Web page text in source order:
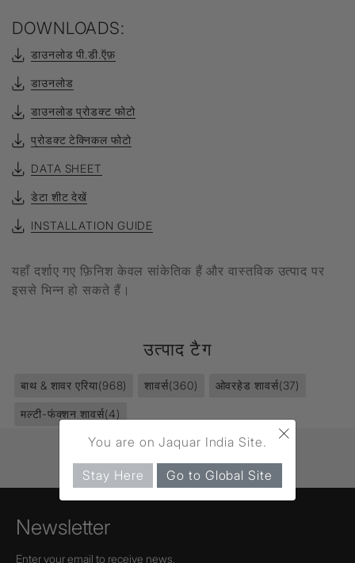
DOWNLOADS:
डाउनलोड पी.डी.ऍफ़
डाउनलोड
डाउनलोड प्रोडक्ट फोटो
प्रोडक्ट टेक्निकल फोटो
DATA SHEET
डेटा शीट देखें
INSTALLATION GUIDE
यहाँ दर्शाए गए फ़िनिश केवल सांकेतिक हैं और वास्तविक उत्पाद पर
इससे भिन्न हो सकते हैं।
उत्पाद टैग
बाथ & शावर एरिया(968) शावर्स(360) ओवरहेड शावर्स(37)
मल्टी-फंक्शन शावर्स(4)
Newsletter
Enter your email to receive news,
×
You are on Jaquar India Site.
Stay Here Go to Global Site